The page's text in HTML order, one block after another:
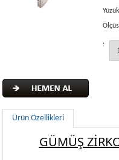
Yüzük
:
Ürün Özellikleri
GÜMÜŞ